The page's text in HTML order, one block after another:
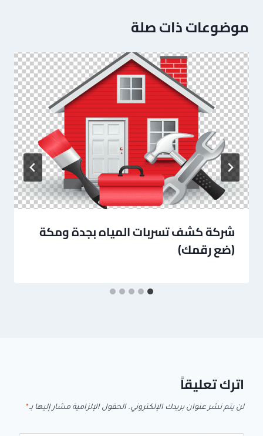
موضوعات ذات صلة
شركة كشف تسربات المياه بجدة ومكة
(ضع رقمك)
اترك تعليقاً
لن يتم نشر عنوان بريدك الإلكتروني. الحقول الإلزامية مشار إليها بـ *